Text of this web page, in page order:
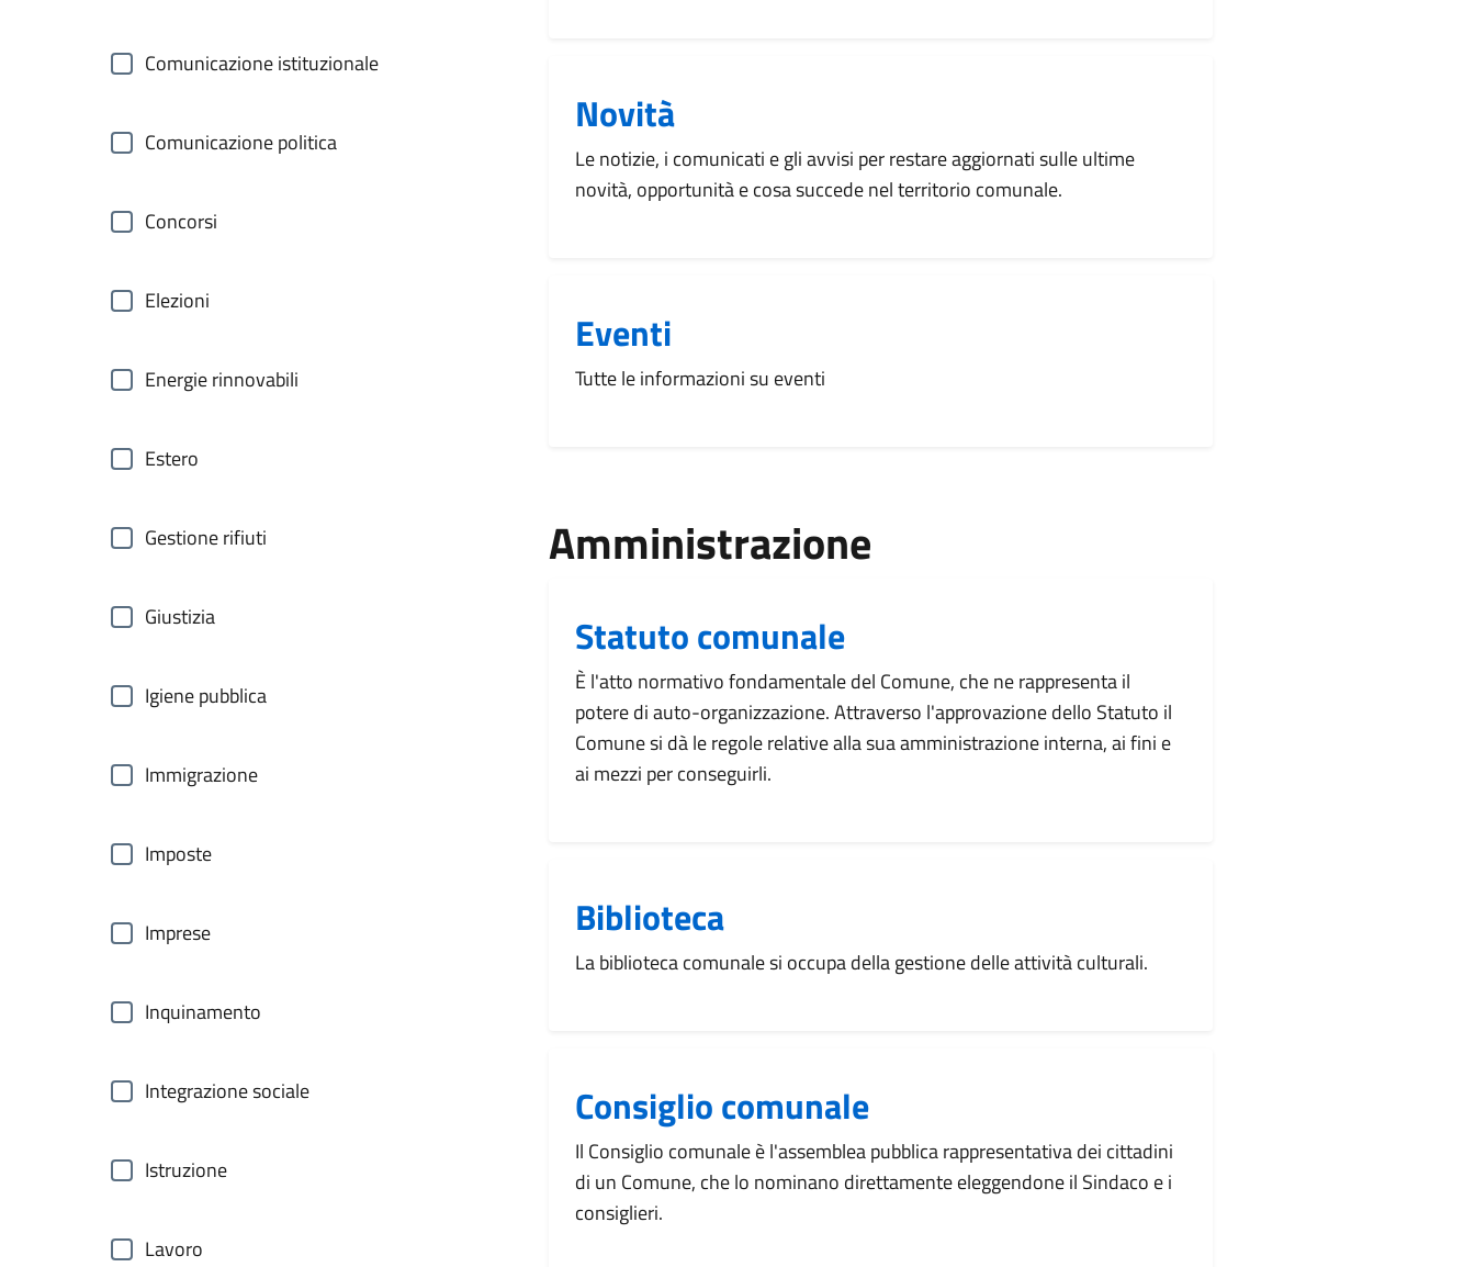
Comunicazione istituzionale
Comunicazione politica
Concorsi
Elezioni
Energie rinnovabili
Estero
Gestione rifiuti
Giustizia
Igiene pubblica
Immigrazione
Imposte
Imprese
Inquinamento
Integrazione sociale
Istruzione
Lavoro
Novità
Le notizie, i comunicati e gli avvisi per restare aggiornati sulle ultime
novità, opportunità e cosa succede nel territorio comunale.
Eventi
Tutte le informazioni su eventi
Amministrazione
Statuto comunale
È l'atto normativo fondamentale del Comune, che ne rappresenta il
potere di auto-organizzazione. Attraverso l'approvazione dello Statuto il
Comune si dà le regole relative alla sua amministrazione interna, ai fini e
ai mezzi per conseguirli.
Biblioteca
La biblioteca comunale si occupa della gestione delle attività culturali.
Consiglio comunale
Il Consiglio comunale è l'assemblea pubblica rappresentativa dei cittadini
di un Comune, che lo nominano direttamente eleggendone il Sindaco e i
consiglieri.